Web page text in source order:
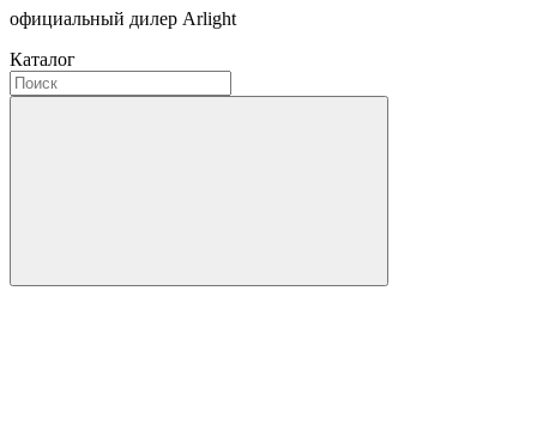
официальный дилер Arlight
Каталог